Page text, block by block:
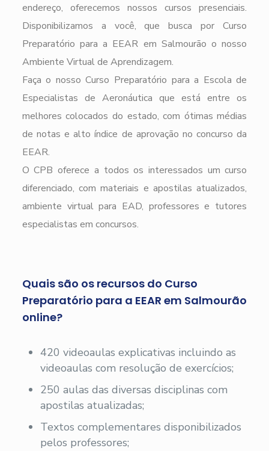
endereço, oferecemos nossos cursos presenciais.
Disponibilizamos a você, que busca por Curso
Preparatório para a EEAR em Salmourão o nosso
Ambiente Virtual de Aprendizagem.
Faça o nosso Curso Preparatório para a Escola de
Especialistas de Aeronáutica que está entre os
melhores colocados do estado, com ótimas médias
de notas e alto índice de aprovação no concurso da
EEAR.
O CPB oferece a todos os interessados um curso
diferenciado, com materiais e apostilas atualizados,
ambiente virtual para EAD, professores e tutores
especialistas em concursos.
Quais são os recursos do Curso
Preparatório para a EEAR em Salmourão
online?
420 videoaulas explicativas incluindo as
videoaulas com resolução de exercícios;
250 aulas das diversas disciplinas com
apostilas atualizadas;
Textos complementares disponibilizados
pelos professores;